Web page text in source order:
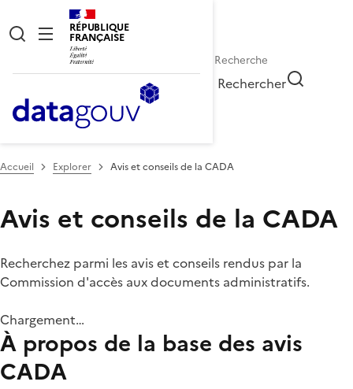
RÉPUBLIQUE
FRANÇAISE
Rechercher
Accueil Explorer Avis et conseils de la CADA
Avis et conseils de la CADA
Recherchez parmi les avis et conseils rendus par la
Commission d'accès aux documents administratifs.
Chargement…
À propos de la base des avis
CADA